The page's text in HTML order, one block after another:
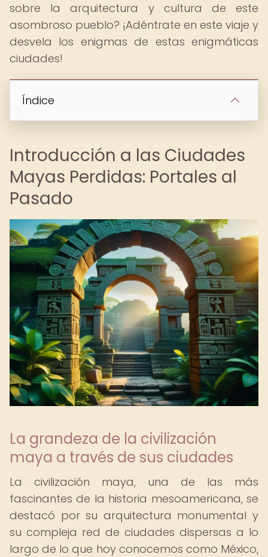
sobre la arquitectura y cultura de este
asombroso pueblo? ¡Adéntrate en este viaje y
desvela los enigmas de estas enigmáticas
ciudades!
Índice
Introducción a las Ciudades
Mayas Perdidas: Portales al
Pasado
La grandeza de la civilización
maya a través de sus ciudades
La civilización maya, una de las más
fascinantes de la historia mesoamericana, se
destacó por su arquitectura monumental y
su compleja red de ciudades dispersas a lo
largo de lo que hoy conocemos como México,